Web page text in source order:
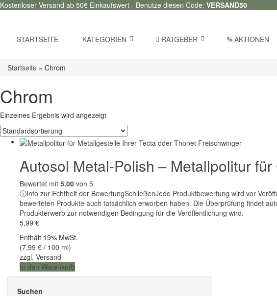
Kostenloser Versand ab 50€ Einkaufswert - Benutze diesen Code: VERSAND50
STARTSEITE KATEGORIEN RATGEBER AKTIONEN
Startseite » Chrom
Chrom
Einzelnes Ergebnis wird angezeigt
Autosol Metal-Polish – Metallpolitur
Bewertet mit 5.00 von 5
ⓘInfo zur Echtheit der BewertungSchließenJede Produktbewertung wird vor
bewerteten Produkte auch tatsächlich erworben haben. Die Überprüfung findet
Produkterwerb zur notwendigen Bedingung für die Veröffentlichung wird.
5,99 €
Enthält 19% MwSt.
(7,99 € / 100 ml)
zzgl. Versand
In den Warenkorb
Suchen